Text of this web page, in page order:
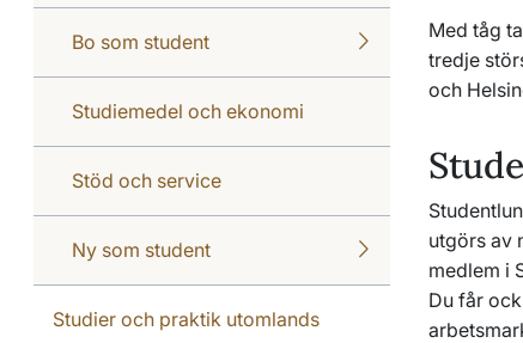
Bo som student
Studiemedel och ekonomi
Stöd och service
Ny som student
Studier och praktik utomlands
Med tåg
tredje
och
utgörs av
medlem i
Du får